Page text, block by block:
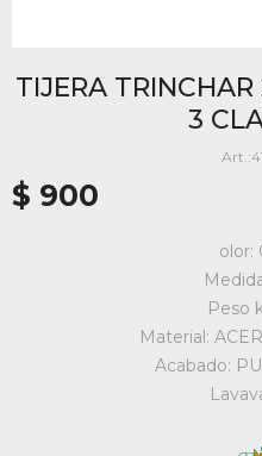
TIJERA
3
$ 900
olor:
Peso
Material:
Acabado: